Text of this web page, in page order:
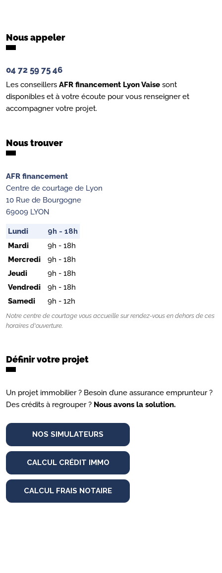
Nous appeler
04 72 59 75 46
Les conseillers AFR financement Lyon Vaise sont
disponibles et à votre écoute pour vous renseigner et
accompagner votre projet.
Nous trouver
AFR financement
Centre de courtage de Lyon
10 Rue de Bourgogne
69009 LYON
Lundi
9h - 18h
Mardi
9h - 18h
Mercredi
9h - 18h
Jeudi
9h - 18h
Vendredi
9h - 18h
Samedi
9h - 12h
Notre centre de courtage vous accueille sur rendez-vous en dehors de ces
horaires d'ouverture.
Définir votre projet
Un projet immobilier ? Besoin d’une assurance emprunteur ?
Des crédits à regrouper ? Nous avons la solution.
NOS SIMULATEURS
CALCUL CRÉDIT IMMO
CALCUL FRAIS NOTAIRE